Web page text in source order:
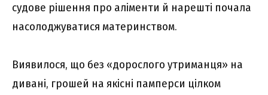
судове рішення про аліменти й нарешті почала
насолоджуватися материнством.
Виявилося, що без «дорослого утриманця» на
дивані, грошей на якісні памперси цілком